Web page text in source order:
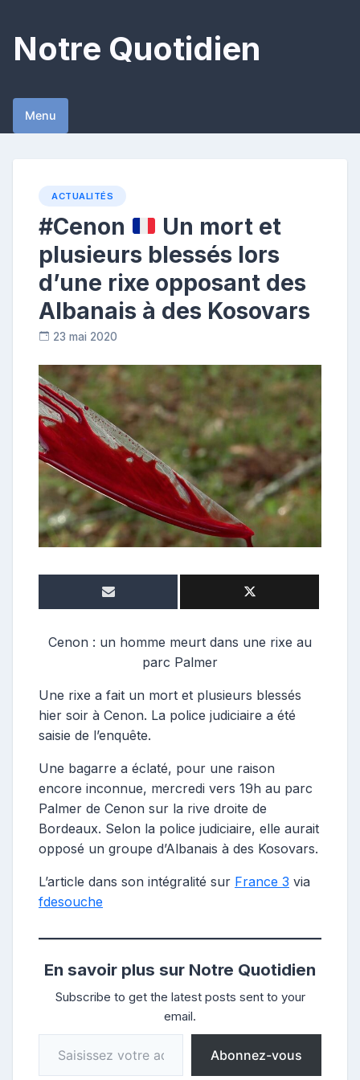
content
Notre Quotidien
Menu
ACTUALITÉS
#Cenon
Un mort et
plusieurs blessés lors
d’une rixe opposant des
Albanais à des Kosovars
23 mai 2020
e
o
s
t
e
r
Cenon : un homme meurt dans une rixe au
parc Palmer
Une rixe a fait un mort et plusieurs blessés
hier soir à Cenon. La police judiciaire a été
saisie de l’enquête.
Une bagarre a éclaté, pour une raison
encore inconnue, mercredi vers 19h au parc
Palmer de Cenon sur la rive droite de
Bordeaux. Selon la police judiciaire, elle aurait
opposé un groupe d’Albanais à des Kosovars.
L’article dans son intégralité sur France 3 via
fdesouche
En savoir plus sur Notre Quotidien
Subscribe to get the latest posts sent to your
email.
Saisissez votre adresse e-mail…
Abonnez-vous